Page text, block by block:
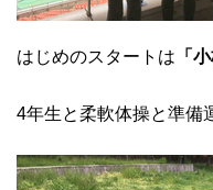
はじめのスタートは 「
4年生と柔軟体操と準備